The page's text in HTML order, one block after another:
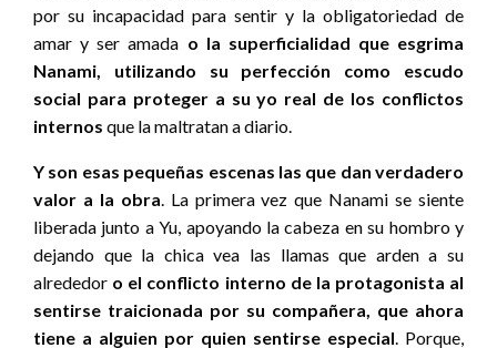
por su incapacidad para sentir y la obligatoriedad de
amar y ser amada o la superficialidad que esgrima
Nanami, utilizando su perfección como escudo
social para proteger a su yo real de los conflictos
internos que la maltratan a diario.
Y son esas pequeñas escenas las que dan verdadero
valor a la obra. La primera vez que Nanami se siente
liberada junto a Yu, apoyando la cabeza en su hombro y
dejando que la chica vea las llamas que arden a su
alrededor o el conflicto interno de la protagonista al
sentirse traicionada por su compañera, que ahora
tiene a alguien por quien sentirse especial. Porque,